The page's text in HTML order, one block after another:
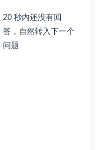
20 秒内还没有回
答，自然转入下一个
问题